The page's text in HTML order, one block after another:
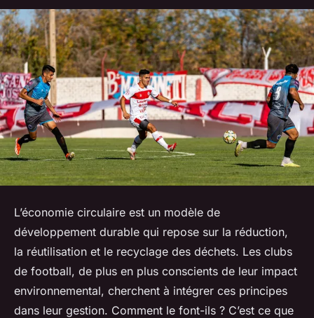
L’économie circulaire est un modèle de
développement durable qui repose sur la réduction,
la réutilisation et le recyclage des déchets. Les clubs
de football, de plus en plus conscients de leur impact
environnemental, cherchent à intégrer ces principes
dans leur gestion. Comment le font-ils ? C’est ce que